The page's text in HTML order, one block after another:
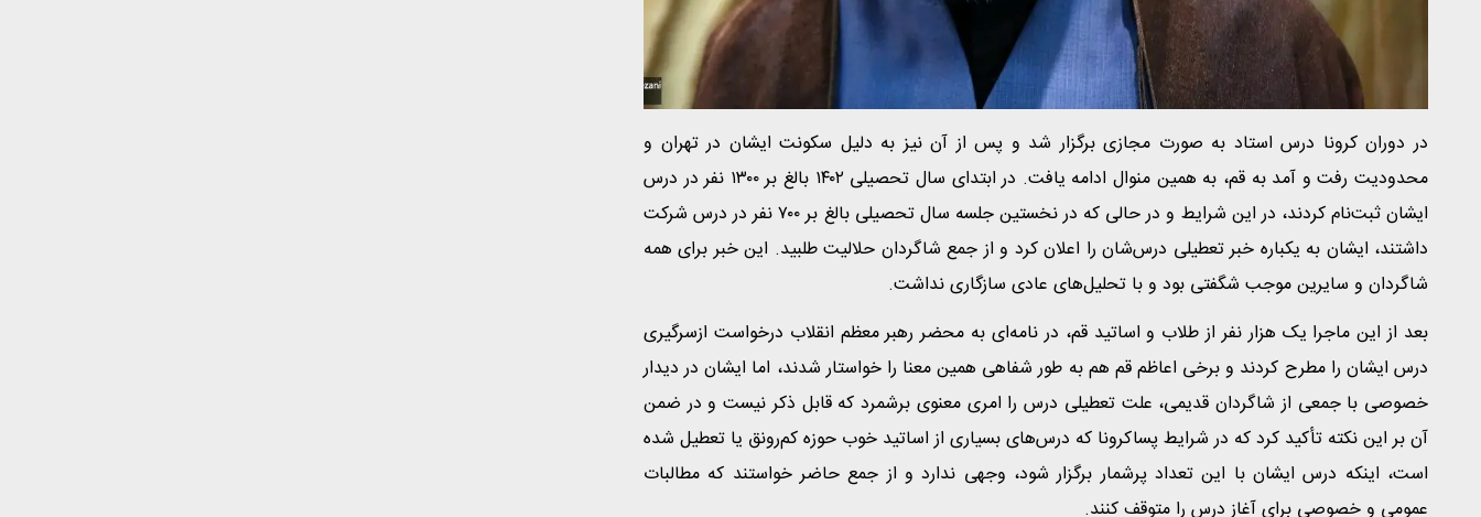
در دوران کرونا درس استاد به صورت مجازی برگزار شد و پس از آن نیز به دلیل سکونت ایشان در تهران و
محدودیت رفت و آمد به قم، به همین منوال ادامه یافت. در ابتدای سال تحصیلی ١۴٠٢ بالغ بر ١٣٠٠ نفر در درس
ایشان ثبت‌نام کردند، در این شرایط و در حالی که در نخستین جلسه سال تحصیلی بالغ بر ٧٠٠ نفر در درس شرکت
داشتند، ایشان به یکباره خبر تعطیلی درس‌شان را اعلان کرد و از جمع شاگردان حلالیت طلبید. این خبر برای همه
شاگردان و سایرین موجب شگفتی بود و با تحلیل‌های عادی سازگاری نداشت.
بعد از این ماجرا یک هزار نفر از طلاب و اساتید قم، در نامه‌ای به محضر رهبر معظم انقلاب درخواست ازسرگیری
درس ایشان را مطرح کردند و برخی اعاظم قم هم به طور شفاهی همین معنا را خواستار شدند، اما ایشان در دیدار
خصوصی با جمعی از شاگردان قدیمی، علت تعطیلی درس را امری معنوی برشمرد که قابل ذکر نیست و در ضمن
آن بر این نکته تأکید کرد که در شرایط پساکرونا که درس‌های بسیاری از اساتید خوب حوزه کم‌رونق یا تعطیل شده
است، اینکه درس ایشان با این تعداد پرشمار برگزار شود، وجهی ندارد و از جمع حاضر خواستند که مطالبات
عمومی و خصوصی برای آغاز درس را متوقف کنند.